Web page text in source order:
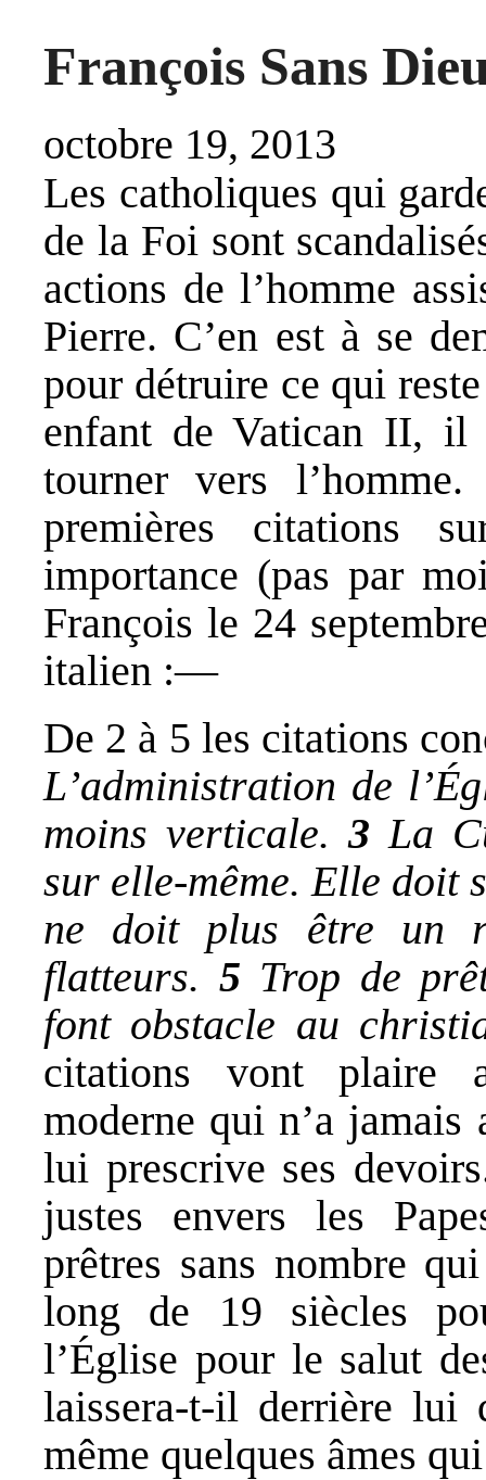
François Sans
octobre 19, 2013
Les catholiques qui
de la Foi sont
actions de l’homme
Pierre. C’en est à se
pour détruire ce qui
enfant de Vatican II, il
tourner vers
premières citations
importance (pas par
François le 24
italien :—
De 2 à 5 les citations
L’administration de
moins verticale. 3 La
sur elle-même. Elle doit
ne doit plus être un
flatteurs. 5 Trop de
font obstacle au
citations vont plaire
moderne qui n’a
lui prescrive ses
justes envers les
prêtres sans nombre
long de 19 siècles
l’Église pour le salut
laissera-t-il derrière lui
même quelques âmes